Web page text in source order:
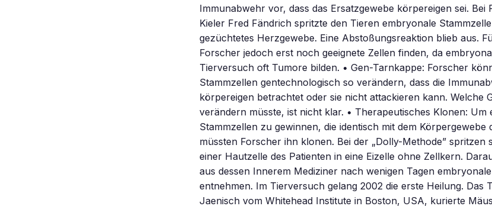
Immunabwehr vor, dass das Ersatzgewebe körpereigen sei. Bei
Kieler Fred Fändrich spritzte den Tieren embryonale
gezüchtetes Herzgewebe. Eine Abstoßungsreaktion blieb aus.
Forscher jedoch erst noch geeignete Zellen finden, da
Tierversuch oft Tumore bilden. • Gen-Tarnkappe: Forscher
Stammzellen gentechnologisch so verändern, dass die
körpereigen betrachtet oder sie nicht attackieren kann. Welche
verändern müsste, ist nicht klar. • Therapeutisches Klonen: Um
Stammzellen zu gewinnen, die identisch mit dem Körpergewebe
müssten Forscher ihn klonen. Bei der „Dolly-Methode” spritzen
einer Hautzelle des Patienten in eine Eizelle ohne Zellkern.
aus dessen Innerem Mediziner nach wenigen Tagen
entnehmen. Im Tierversuch gelang 2002 die erste Heilung. Das
Jaenisch vom Whitehead Institute in Boston, USA, kurierte